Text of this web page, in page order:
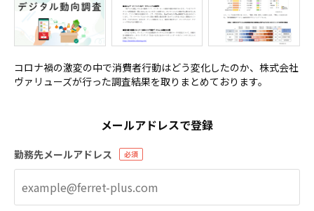
コロナ禍の激変の中で消費者行動はどう変化したのか、株式会社
ヴァリューズが行った調査結果を取りまとめております。
メールアドレスで登録
勤務先メールアドレス